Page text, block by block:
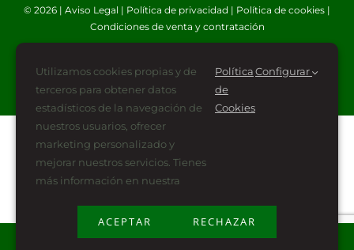
© 2026 | Aviso Legal | Política de privacidad | Política de cookies |
Condiciones de venta y contratación
Plan de Recuperación, Transformación y Resiliencia
financiado por la Unión Europea -NextGenerationEU (PRTR-NG)
Utilizamos cookies propias y de
terceros para obtener datos
estadísticos de la navegación de
nuestros usuarios, ofrecer
marketing personalizado y
mejorar nuestros servicios. Tienes
más información en nuestra
Política
de
Cookies
Configurar
ACEPTAR RECHAZAR